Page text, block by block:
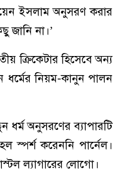
ইসলাম অনুসরণ করার
জানি না।’
ক্রিকেটার হিসেবে অন্য
ধর্মের নিয়ম-কানুন পালন
ধর্ম অনুসরণের ব্যাপারটি
স্পর্শ করেননি পার্নেল।
ল্যাগারের লোগো।